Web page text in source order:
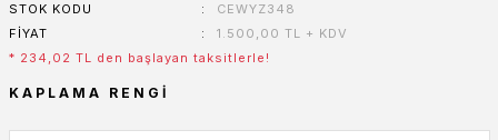
STOK KODU
CEWYZ348
FIYAT
1.500,00 TL + KDV
* 234,02 TL den başlayan taksitlerle!
KAPLAMA RENGI